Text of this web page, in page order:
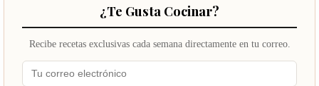
¿Te Gusta Cocinar?
Recibe recetas exclusivas cada semana directamente en tu correo.